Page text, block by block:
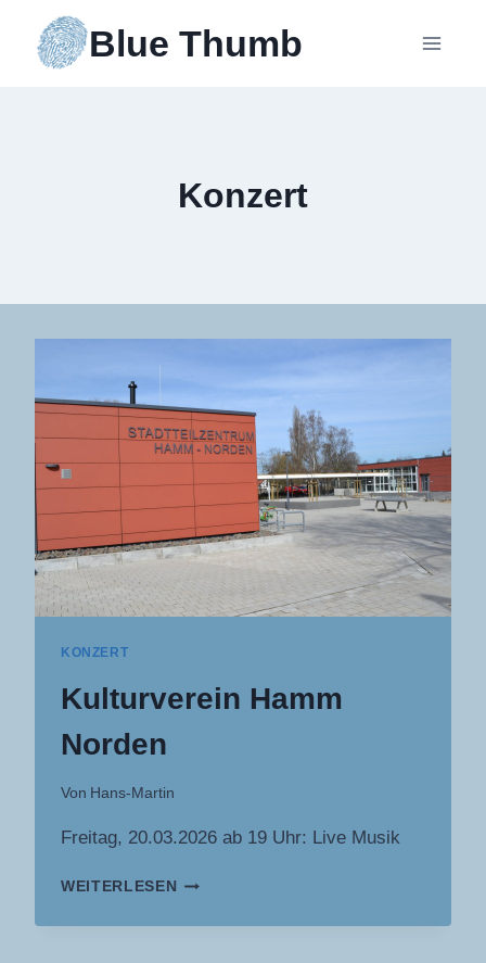
Inhalt
springen
Blue Thumb
Konzert
KONZERT
Kulturverein Hamm
Norden
Von Hans-Martin
Freitag, 20.03.2026 ab 19 Uhr: Live Musik
WEITERLESEN KULTURVEREIN
NORDEN